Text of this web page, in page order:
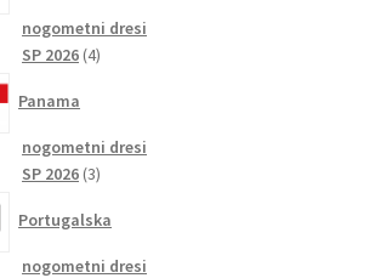
nogometni dresi
SP 2026 44
Panama
nogometni dresi
SP 2026 33
Portugalska
nogometni dresi